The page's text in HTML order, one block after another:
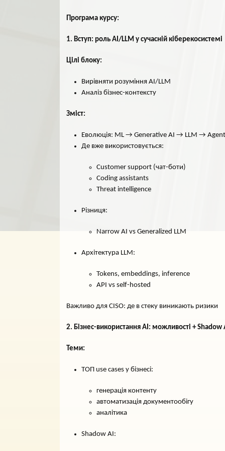
Програма курсу:
1. Вступ: роль AI/LLM у сучасній кіберекосистемі
Цілі блоку:
Вирівняти розуміння AI/LLM
Аналіз бізнес-контексту
Зміст:
Еволюція: ML → Generative AI → LLM →
Де вже використовується:
Customer support (чат-боти)
Coding assistants
Threat intelligence
Різниця:
Narrow AI vs Generalized LLM
Архітектура LLM:
Tokens, embeddings, inference
API vs self-hosted
Важливо для CISO: де в стеку виникають ризики
2. Бізнес-використання AI: можливості + Shadow
Теми:
ТОП use cases у бізнесі:
генерація контенту
автоматизація документообігу
аналітика
Shadow AI: